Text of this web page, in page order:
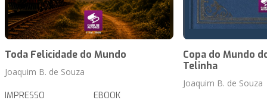
Toda Felicidade do Mundo
Joaquim B. de Souza
IMPRESSO EBOOK
Copa do Mundo
Telinha
Joaquim B. de Souza